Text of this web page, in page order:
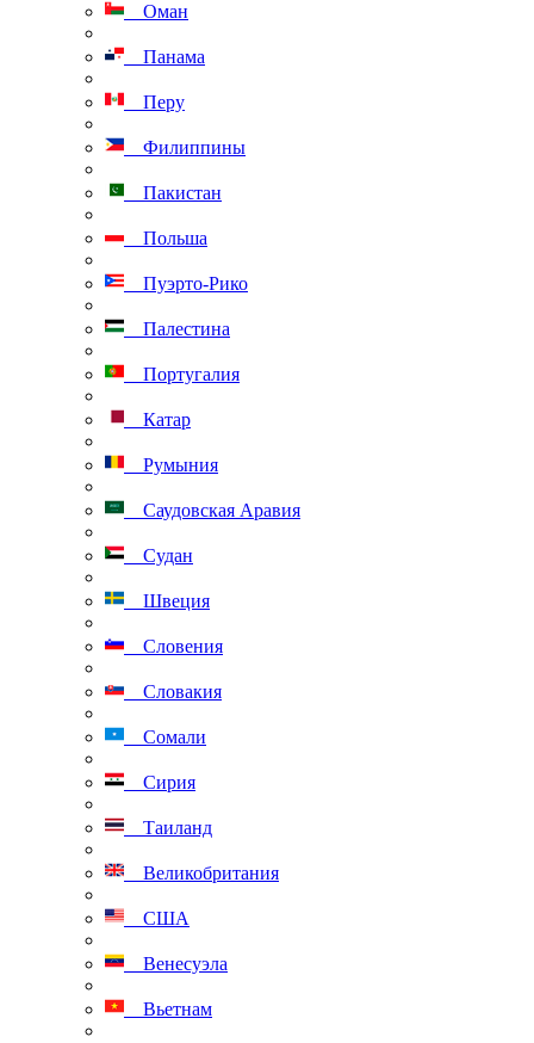
Оман
Панама
Перу
Филиппины
Пакистан
Польша
Пуэрто-Рико
Палестина
Португалия
Катар
Румыния
Саудовская Аравия
Судан
Швеция
Словения
Словакия
Сомали
Сирия
Таиланд
Великобритания
США
Венесуэла
Вьетнам